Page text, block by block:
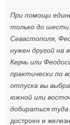
При помощи
только до шести
Севастополя,
нужен другой на
Керчь или
практически по
отпуска вы
южной или
добираться
достроен и